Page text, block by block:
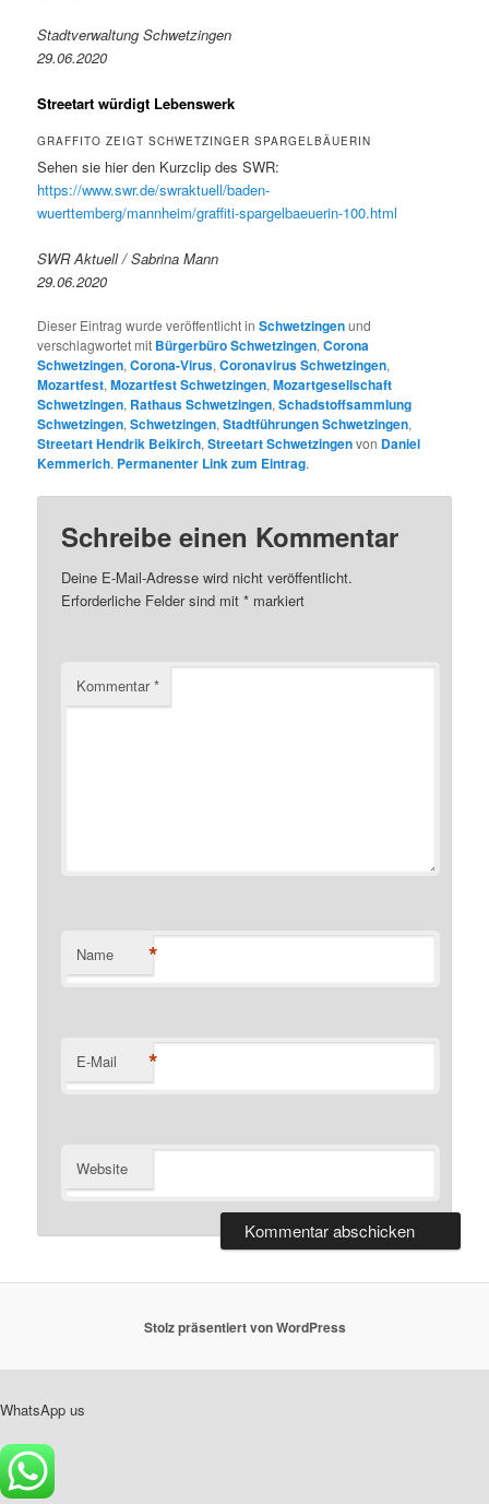
Stadtverwaltung Schwetzingen
29.06.2020
Streetart würdigt Lebenswerk
GRAFFITO ZEIGT SCHWETZINGER SPARGELBÄUERIN
Sehen sie hier den Kurzclip des SWR:
https://www.swr.de/swraktuell/baden-
wuerttemberg/mannheim/graffiti-spargelbaeuerin-100.html
SWR Aktuell / Sabrina Mann
29.06.2020
Dieser Eintrag wurde veröffentlicht inSchwetzingenund
verschlagwortet mit Bürgerbüro Schwetzingen,Corona
Schwetzingen,Corona-Virus,Coronavirus Schwetzingen,
Mozartfest,Mozartfest Schwetzingen,Mozartgesellschaft
Schwetzingen, Rathaus Schwetzingen,Schadstoffsammlung
Schwetzingen,Schwetzingen,Stadtführungen Schwetzingen,
Streetart Hendrik Beikirch,Streetart Schwetzingenvon Daniel
Kemmerich. Permanenter Link zum Eintrag.
Schreibe einen Kommentar
Deine E-Mail-Adresse wird nicht veröffentlicht.
Erforderliche Felder sind mit* markiert
Kommentar*
Name *
E-Mail *
Website
Stolz präsentiert von WordPress
WhatsApp us